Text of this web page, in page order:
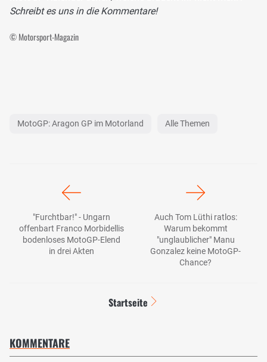
Schreibt es uns in die Kommentare!
© Motorsport-Magazin
MotoGP: Aragon GP im Motorland Alle Themen
"Furchtbar!" - Ungarn
offenbart Franco Morbidellis
bodenloses MotoGP-Elend
in drei Akten
Auch Tom Lüthi ratlos:
Warum bekommt
"unglaublicher" Manu
Gonzalez keine MotoGP-
Chance?
Startseite
KOMMENTARE